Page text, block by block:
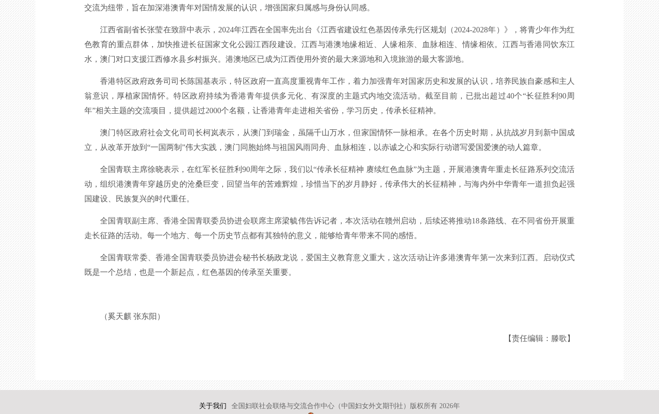
交流为纽带，旨在加深港澳青年对国情发展的认识，增强国家归属感与身份认同感。
江西省副省长张莹在致辞中表示，2024年江西在全国率先出台《江西省建设红色基因传承先行区规划（2024-2028年）》，将青少年作为红
色教育的重点群体，加快推进长征国家文化公园江西段建设。江西与港澳地缘相近、人缘相亲、血脉相连、情缘相依。江西与香港同饮东江
水，澳门对口支援江西修水县乡村振兴。港澳地区已成为江西使用外资的最大来源地和入境旅游的最大客源地。
香港特区政府政务司司长陈国基表示，特区政府一直高度重视青年工作，着力加强青年对国家历史和发展的认识，培养民族自豪感和主人
翁意识，厚植家国情怀。特区政府持续为香港青年提供多元化、有深度的主题式内地交流活动。截至目前，已批出超过40个“长征胜利90周
年”相关主题的交流项目，提供超过2000个名额，让香港青年走进相关省份，学习历史，传承长征精神。
澳门特区政府社会文化司司长柯岚表示，从澳门到瑞金，虽隔千山万水，但家国情怀一脉相承。在各个历史时期，从抗战岁月到新中国成
立，从改革开放到“一国两制”伟大实践，澳门同胞始终与祖国风雨同舟、血脉相连，以赤诚之心和实际行动谱写爱国爱澳的动人篇章。
全国青联主席徐晓表示，在红军长征胜利90周年之际，我们以“传承长征精神 赓续红色血脉”为主题，开展港澳青年重走长征路系列交流活
动，组织港澳青年穿越历史的沧桑巨变，回望当年的苦难辉煌，珍惜当下的岁月静好，传承伟大的长征精神，与海内外中华青年一道担负起强
国建设、民族复兴的时代重任。
全国青联副主席、香港全国青联委员协进会联席主席梁毓伟告诉记者，本次活动在赣州启动，后续还将推动18条路线、在不同省份开展重
走长征路的活动。每一个地方、每一个历史节点都有其独特的意义，能够给青年带来不同的感悟。
全国青联常委、香港全国青联委员协进会秘书长杨政龙说，爱国主义教育意义重大，这次活动让许多港澳青年第一次来到江西。启动仪式
既是一个总结，也是一个新起点，红色基因的传承至关重要。
（奚天麒 张东阳）
【责任编辑：滕歌】
关于我们 全国妇联社会联络与交流合作中心（中国妇女外文期刊社）版权所有 2026年